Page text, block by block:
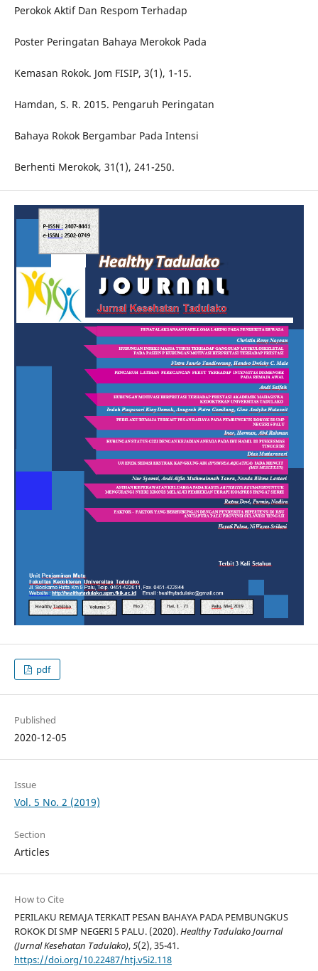
Perokok Aktif Dan Respom Terhadap
Poster Peringatan Bahaya Merokok Pada
Kemasan Rokok. Jom FISIP, 3(1), 1-15.
Hamdan, S. R. 2015. Pengaruh Peringatan
Bahaya Rokok Bergambar Pada Intensi
Berhenti Merokok, 31(1), 241-250.
pdf
Published
2020-12-05
Issue
Vol. 5 No. 2 (2019)
Section
Articles
How to Cite
PERILAKU REMAJA TERKAIT PESAN BAHAYA PADA PEMBUNGKUS
ROKOK DI SMP NEGERI 5 PALU. (2020).Healthy Tadulako Journal
(Jurnal Kesehatan Tadulako),5(2), 35-41.
https://doi.org/10.22487/htj.v5i2.118